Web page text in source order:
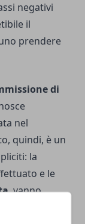
negativi
il
prendere
di
nel
quindi, è un
la
e le
, vanno
di capire se